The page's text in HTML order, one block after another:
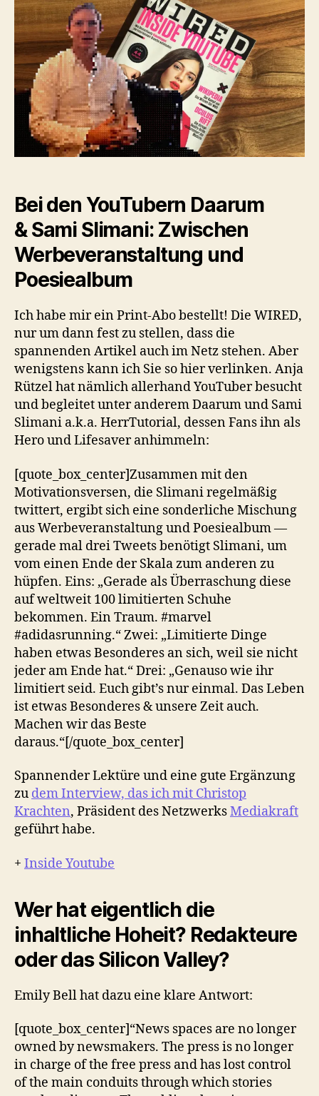
Sami
Slimani
–
Journalismus
vs.
Silicon
Valley
&
Kommentarschreiber
Bei den YouTubern Daarum
& Sami Slimani: Zwischen
Werbeveranstaltung und
Poesiealbum
Ich habe mir ein Print-Abo bestellt! Die WIRED,
nur um dann fest zu stellen, dass die
spannenden Artikel auch im Netz stehen. Aber
wenigstens kann ich Sie so hier verlinken. Anja
Rützel hat nämlich allerhand YouTuber besucht
und begleitet unter anderem Daarum und Sami
Slimani a.k.a. HerrTutorial, dessen Fans ihn als
Hero und Lifesaver anhimmeln:
[quote_box_center]Zusammen mit den
Motivationsversen, die Slimani regelmäßig
twittert, ergibt sich eine sonderliche Mischung
aus Werbeveranstaltung und Poesiealbum —
gerade mal drei Tweets benötigt Slimani, um
vom einen Ende der Skala zum anderen zu
hüpfen. Eins: „Gerade als Überraschung diese
auf weltweit 100 limitierten Schuhe
bekommen. Ein Traum. #marvel
#adidasrunning.“ Zwei: „Limitierte Dinge
haben etwas Besonderes an sich, weil sie nicht
jeder am Ende hat.“ Drei: „Genauso wie ihr
limitiert seid. Euch gibt’s nur einmal. Das Leben
ist etwas Besonderes & unsere Zeit auch.
Machen wir das Beste
daraus.“[/quote_box_center]
Spannender Lektüre und eine gute Ergänzung
zu dem Interview, das ich mit Christop
Krachten, Präsident des NetzwerksMediakraft
geführt habe.
+ Inside Youtube
Wer hat eigentlich die
inhaltliche Hoheit? Redakteure
oder das Silicon Valley?
Emily Bell hat dazu eine klare Antwort:
[quote_box_center]“News spaces are no longer
owned by newsmakers. The press is no longer
in charge of the free press and has lost control
of the main conduits through which stories